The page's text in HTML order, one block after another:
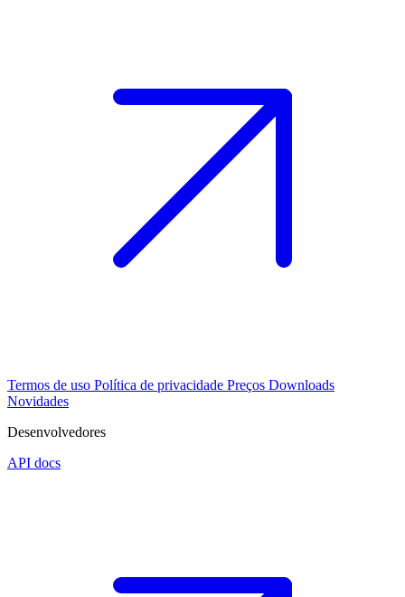
Termos de uso Política de privacidade Preços Downloads
Novidades
Desenvolvedores
API docs